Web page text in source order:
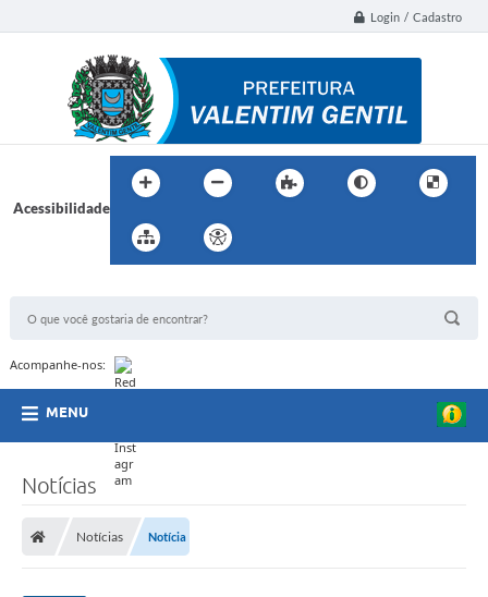
Login / Cadastro
Acessibilidade
Acompanhe-nos:
MENU
Notícias
Notícias Notícia